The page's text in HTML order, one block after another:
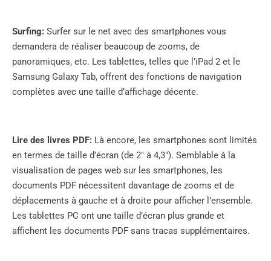
Surfing: Surfer sur le net avec des smartphones vous
demandera de réaliser beaucoup de zooms, de
panoramiques, etc. Les tablettes, telles que l’iPad 2 et le
Samsung Galaxy Tab, offrent des fonctions de navigation
complètes avec une taille d’affichage décente.
Lire des livres PDF: Là encore, les smartphones sont limités
en termes de taille d’écran (de 2″ à 4,3″). Semblable à la
visualisation de pages web sur les smartphones, les
documents PDF nécessitent davantage de zooms et de
déplacements à gauche et à droite pour afficher l’ensemble.
Les tablettes PC ont une taille d’écran plus grande et
affichent les documents PDF sans tracas supplémentaires.